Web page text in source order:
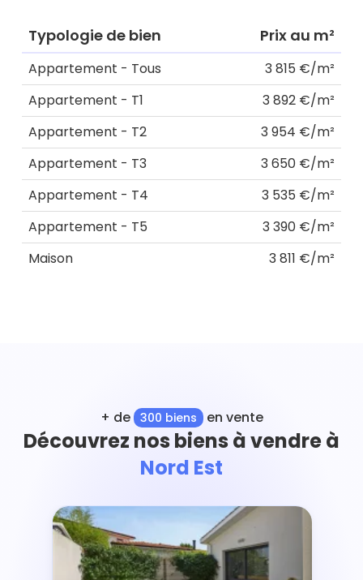
Typologie de bien Prix au m²
Appartement - Tous
3 815 €/m²
Appartement - T1
3 892 €/m²
Appartement - T2
3 954 €/m²
Appartement - T3
3 650 €/m²
Appartement - T4
3 535 €/m²
Appartement - T5
3 390 €/m²
Maison
3 811 €/m²
+ de 300 biens en vente
Découvrez nos biens à vendre à
Nord Est